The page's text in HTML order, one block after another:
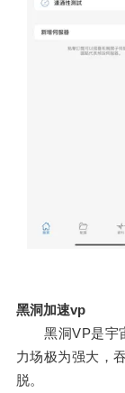
黑洞加速vp
黑洞VP是宇宙
力场极为强大，
脱。